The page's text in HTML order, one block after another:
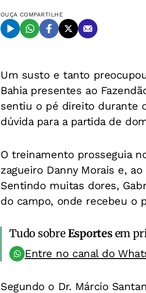
OUÇA COMPARTILHE
Um susto e tanto
Bahia presentes ao
sentiu o pé direito durante
dúvida para a partida de
O treinamento prosseguia
zagueiro Danny Morais e,
Sentindo muitas dores,
do campo, onde recebeu o
Tudo sobreEsportesem
Entre no canal do
Segundo o Dr. Márcio